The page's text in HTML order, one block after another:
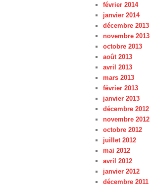
février 2014
janvier 2014
décembre 2013
novembre 2013
octobre 2013
août 2013
avril 2013
mars 2013
février 2013
janvier 2013
décembre 2012
novembre 2012
octobre 2012
juillet 2012
mai 2012
avril 2012
janvier 2012
décembre 2011